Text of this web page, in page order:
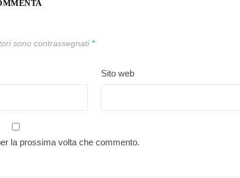
sono contrassegnati *
Sito web
la prossima volta che commento.